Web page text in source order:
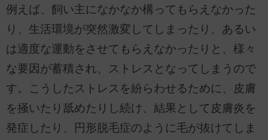
例えば、飼い主になかなか構ってもらえなかった
り、生活環境が突然激変してしまったり、あるい
は適度な運動をさせてもらえなかったりと、様々
な要因が蓄積され、ストレスとなってしまうので
す。こうしたストレスを紛らわせるために、皮膚
を掻いたり舐めたりし続け、結果として皮膚炎を
発症したり、円形脱毛症のように毛が抜けてしま